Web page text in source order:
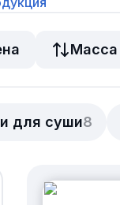
для суши8
Масса